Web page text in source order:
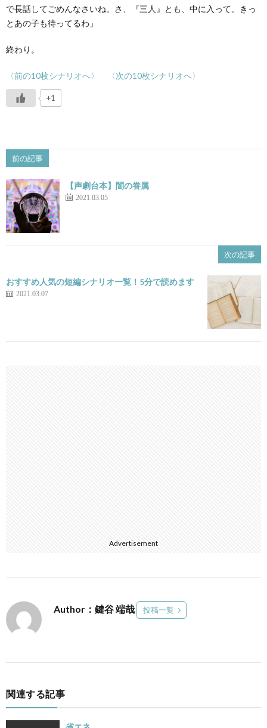
で長話してごめんなさいね。さ、『三人』とも、中に入って。きっ
とあの子も待ってるわ」
終わり。
〈前の10枚シナリオへ〉 〈次の10枚シナリオへ〉
+1
前の記事
【声劇台本】闇の眷属
2021.03.05
次の記事
おすすめ人気の短編シナリオ一覧！5分で読めます
2021.03.07
Advertisement
Author：鍵谷 端哉 投稿一覧
関連する記事